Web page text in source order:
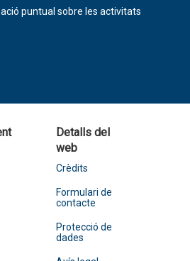
puntual sobre les activitats
Detalls del
web
Crèdits
Formulari de
contacte
Protecció de
dades